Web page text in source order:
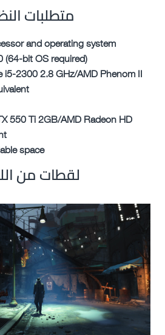
متطلبات
and operating system
bit OS required)
i5-2300 2.8 GHz/AMD Phenom II
550 Ti 2GB/AMD Radeon HD
space
لقطات من